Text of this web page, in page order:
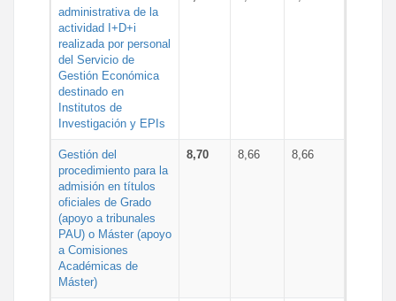
administrativa de la
actividad I+D+i
realizada por personal
del Servicio de
Gestión Económica
destinado en
Institutos de
Investigación y EPIs
Gestión del
procedimiento para la
admisión en títulos
oficiales de Grado
(apoyo a tribunales
PAU) o Máster (apoyo
a Comisiones
Académicas de
Máster)
8,70 8,66 8,66